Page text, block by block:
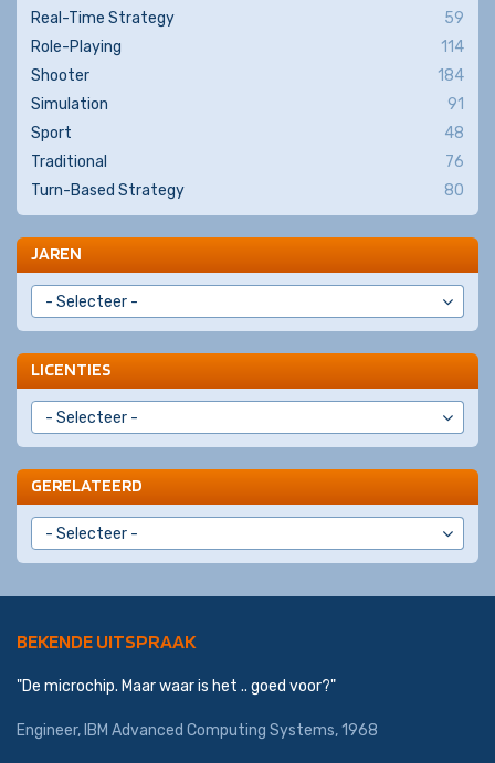
Real-Time Strategy
59
Role-Playing
114
Shooter
184
Simulation
91
Sport
48
Traditional
76
Turn-Based Strategy
80
JAREN
LICENTIES
GERELATEERD
BEKENDE UITSPRAAK
"De microchip. Maar waar is het .. goed voor?"
Engineer, IBM Advanced Computing Systems, 1968